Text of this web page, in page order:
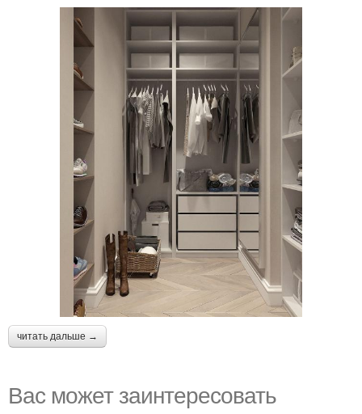
читать дальше →
Вас может заинтересовать